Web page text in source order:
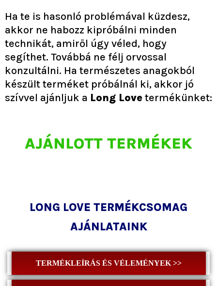
Ha te is hasonló problémával küzdesz,
akkor ne habozz kipróbálni minden
technikát, amiről úgy véled, hogy
segíthet. Továbbá ne félj orvossal
konzultálni. Ha természetes anagokból
készült terméket próbálnál ki, akkor jó
szívvel ajánljuk a Long Lovetermékünket:
AJÁNLOTT TERMÉKEK
LONG LOVE TERMÉKCSOMAG
AJÁNLATAINK
TERMÉKLEÍRÁS ÉS VÉLEMÉNYEK >>